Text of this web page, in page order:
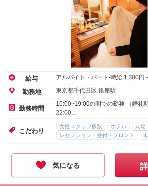
給与 アルバイト・パート-時給 1,300円
勤務地 東京都千代田区 銀座駅
勤務時間
10:00~19:00の間での勤務 （婚礼
22:00…
こだわり
女性スタッフ多数 ホテル
式場
レセプション・受付・フロント
気になる